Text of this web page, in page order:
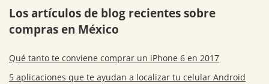
Los artículos de blog recientes sobre
compras en México
Qué tanto te conviene comprar un iPhone 6 en 2017
5 aplicaciones que te ayudan a localizar tu celular Android